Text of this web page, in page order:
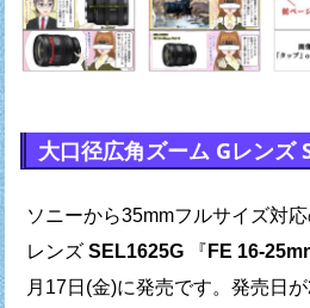
大口径広角ズーム Gレンズ
ソニーから35mmフルサイズ対
レンズ SEL1625G『 FE 16-
月17日(金)に発売です。 発売日